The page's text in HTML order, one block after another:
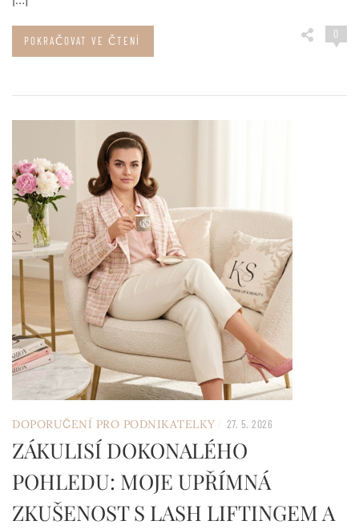
0
POKRAČOVAT VE ČTENÍ
DOPORUČENÍ PRO PODNIKATELKY 27. 5. 2026
ZÁKULISÍ DOKONALÉHO
POHLEDU: MOJE UPŘÍMNÁ
ZKUŠENOST S LASH LIFTINGEM A